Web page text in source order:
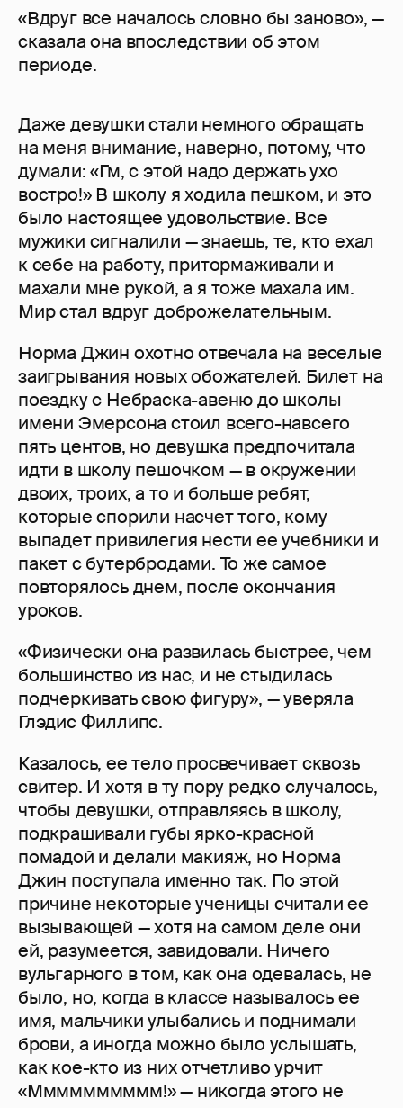
«Вдруг все началось словно бы заново», —
сказала она впоследствии об этом
периоде.
Даже девушки стали немного обращать
на меня внимание, наверно, потому, что
думали: «Гм, с этой надо держать ухо
востро!» В школу я ходила пешком, и это
было настоящее удовольствие. Все
мужики сигналили — знаешь, те, кто ехал
к себе на работу, притормаживали и
махали мне рукой, а я тоже махала им.
Мир стал вдруг доброжелательным.
Норма Джин охотно отвечала на веселые
заигрывания новых обожателей. Билет на
поездку с Небраска-авеню до школы
имени Эмерсона стоил всего-навсего
пять центов, но девушка предпочитала
идти в школу пешочком — в окружении
двоих, троих, а то и больше ребят,
которые спорили насчет того, кому
выпадет привилегия нести ее учебники и
пакет с бутербродами. То же самое
повторялось днем, после окончания
уроков.
«Физически она развилась быстрее, чем
большинство из нас, и не стыдилась
подчеркивать свою фигуру», — уверяла
Глэдис Филлипс.
Казалось, ее тело просвечивает сквозь
свитер. И хотя в ту пору редко случалось,
чтобы девушки, отправляясь в школу,
подкрашивали губы ярко-красной
помадой и делали макияж, но Норма
Джин поступала именно так. По этой
причине некоторые ученицы считали ее
вызывающей — хотя на самом деле они
ей, разумеется, завидовали. Ничего
вульгарного в том, как она одевалась, не
было, но, когда в классе называлось ее
имя, мальчики улыбались и поднимали
брови, а иногда можно было услышать,
как кое-кто из них отчетливо урчит
«Мммммммммм!» — никогда этого не